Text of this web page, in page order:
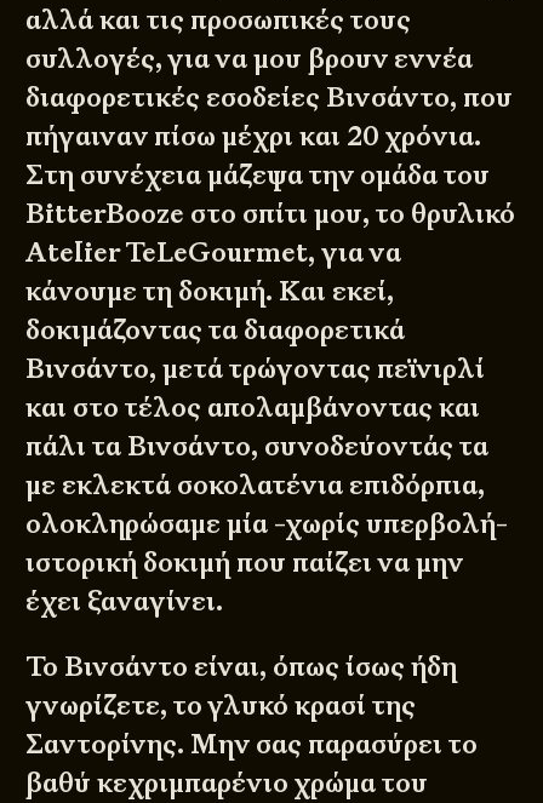
αλλά και τις προσωπικές τους
συλλογές, για να μου βρουν εννέα
διαφορετικές εσοδείες Βινσάντο, που
πήγαιναν πίσω μέχρι και 20 χρόνια.
Στη συνέχεια μάζεψα την ομάδα του
BitterBooze στο σπίτι μου, το θρυλικό
Atelier TeLeGourmet, για να
κάνουμε τη δοκιμή. Και εκεί,
δοκιμάζοντας τα διαφορετικά
Βινσάντο, μετά τρώγοντας πεϊνιρλί
και στο τέλος απολαμβάνοντας και
πάλι τα Βινσάντο, συνοδεύοντάς τα
με εκλεκτά σοκολατένια επιδόρπια,
ολοκληρώσαμε μία -χωρίς υπερβολή-
ιστορική δοκιμή που παίζει να μην
έχει ξαναγίνει.
Το Βινσάντο είναι, όπως ίσως ήδη
γνωρίζετε, το γλυκό κρασί της
Σαντορίνης. Μην σας παρασύρει το
βαθύ κεχριμπαρένιο χρώμα του